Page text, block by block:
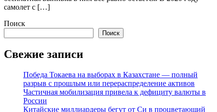
самолет с […]
Поиск
Поиск
Свежие записи
Победа Токаева на выборах в Казахстане — полный
разрыв с прошлым или перераспределение активов
Частичная мобилизация привела к дефициту валюты в
России
Китайские миллиардеры бегут от Си в процветающий